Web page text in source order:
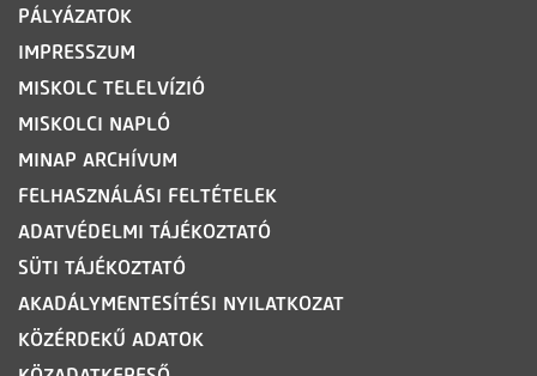
PÁLYÁZATOK
IMPRESSZUM
MISKOLC TELELVÍZIÓ
MISKOLCI NAPLÓ
MINAP ARCHÍVUM
FELHASZNÁLÁSI FELTÉTELEK
ADATVÉDELMI TÁJÉKOZTATÓ
SÜTI TÁJÉKOZTATÓ
AKADÁLYMENTESÍTÉSI NYILATKOZAT
KÖZÉRDEKŰ ADATOK